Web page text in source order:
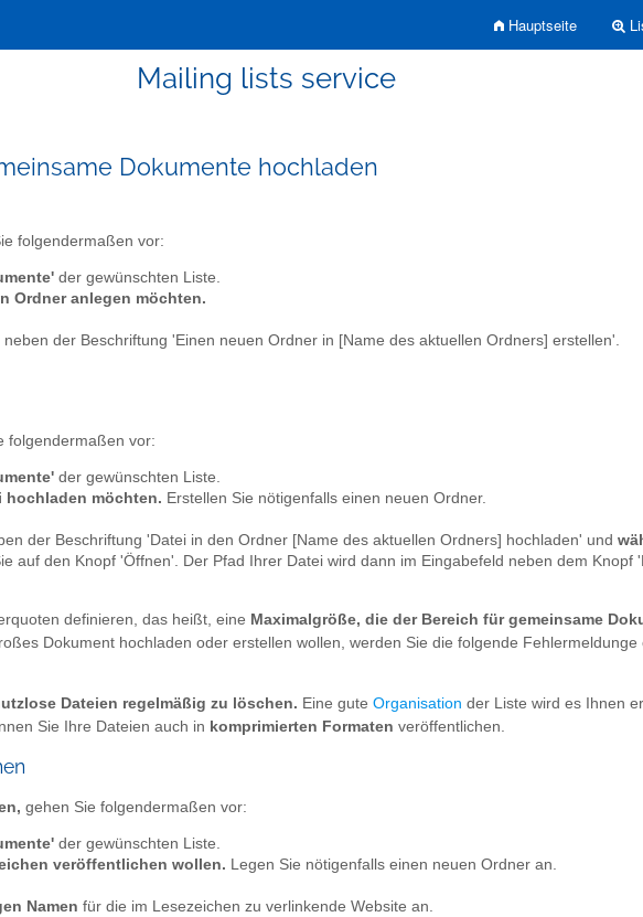
Hauptseite
Mailing lists service
Dokumente hochladen
folgendermaßen vor:
der gewünschten Liste.
Ordner anlegen möchten.
neben der Beschriftung 'Einen neuen Ordner in [Name des aktuellen Ordners] erstellen'.
folgendermaßen vor:
der gewünschten Liste.
hochladen möchten. Erstellen Sie nötigenfalls einen neuen Ordner.
der Beschriftung 'Datei in den Ordner [Name des aktuellen Ordners] hochladen' und
auf den Knopf 'Öffnen'. Der Pfad Ihrer Datei wird dann im Eingabefeld neben dem Knopf
definieren, das heißt, eine Maximalgröße, die der Bereich für gemeinsame
Dokument hochladen oder erstellen wollen, werden Sie die folgende
Dateien regelmäßig zu löschen. Eine gute Organisation der Liste wird es Ihnen
Sie Ihre Dateien auch in komprimierten Formaten veröffentlichen.
gehen Sie folgendermaßen vor:
der gewünschten Liste.
veröffentlichen wollen. Legen Sie nötigenfalls einen neuen Ordner an.
Namen für die im Lesezeichen zu verlinkende Website an.